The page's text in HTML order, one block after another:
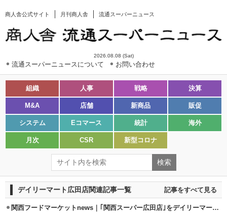
商人舎公式サイト 月刊商人舎 流通スーパーニュース
2026.08.08 (Sat)
流通スーパーニュースについて お問い合わせ
組織 人事 戦略 決算
M&A 店舗 新商品 販促
システム Eコマース 統計 海外
月次 CSR 新型コロナ
デイリーマート広田店関連記事一覧 記事をすべて見る
関西フードマーケットnews｜｢関西スーパー広田店｣をデイリーマートに6/13転換